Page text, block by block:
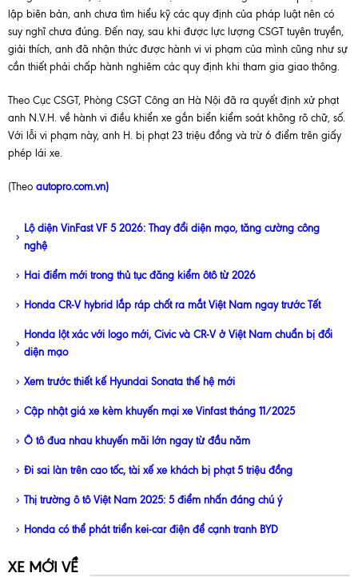
lập biên bản, anh chưa tìm hiểu kỹ các quy định của pháp luật nên có
suy nghĩ chưa đúng. Đến nay, sau khi được lực lượng CSGT tuyên truyền,
giải thích, anh đã nhận thức được hành vi vi phạm của mình cũng như sự
cần thiết phải chấp hành nghiêm các quy định khi tham gia giao thông.
Theo Cục CSGT, Phòng CSGT Công an Hà Nội đã ra quyết định xử phạt
anh N.V.H. về hành vi điều khiển xe gắn biển kiểm soát không rõ chữ, số.
Với lỗi vi phạm này, anh H. bị phạt 23 triệu đồng và trừ 6 điểm trên giấy
phép lái xe.
(Theo autopro.com.vn)
Lộ diện VinFast VF 5 2026: Thay đổi diện mạo, tăng cường công
nghệ
Hai điểm mới trong thủ tục đăng kiểm ôtô từ 2026
Honda CR-V hybrid lắp ráp chốt ra mắt Việt Nam ngay trước Tết
Honda lột xác với logo mới, Civic và CR-V ở Việt Nam chuẩn bị đổi
diện mạo
Xem trước thiết kế Hyundai Sonata thế hệ mới
Cập nhật giá xe kèm khuyến mại xe Vinfast tháng 11/2025
Ô tô đua nhau khuyến mãi lớn ngay từ đầu năm
Đi sai làn trên cao tốc, tài xế xe khách bị phạt 5 triệu đồng
Thị trường ô tô Việt Nam 2025: 5 điểm nhấn đáng chú ý
Honda có thể phát triển kei-car điện để cạnh tranh BYD
XE MỚI VỀ